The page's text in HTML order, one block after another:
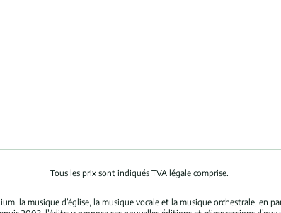
Tous les prix sont indiqués TVA légale comprise.
la musique d’église, la musique vocale et la musique orchestrale,